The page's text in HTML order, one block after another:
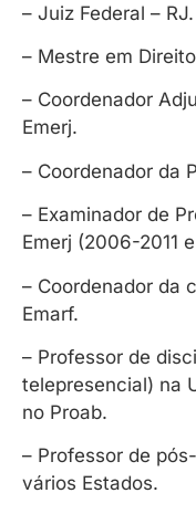
– Juiz Federal – RJ.
– Mestre em
– Coordenador
Emerj.
– Coordenador da
– Examinador de
Emerj (2006-2011
– Coordenador da
Emarf.
– Professor de
telepresencial) na
no Proab.
– Professor de
vários Estados.